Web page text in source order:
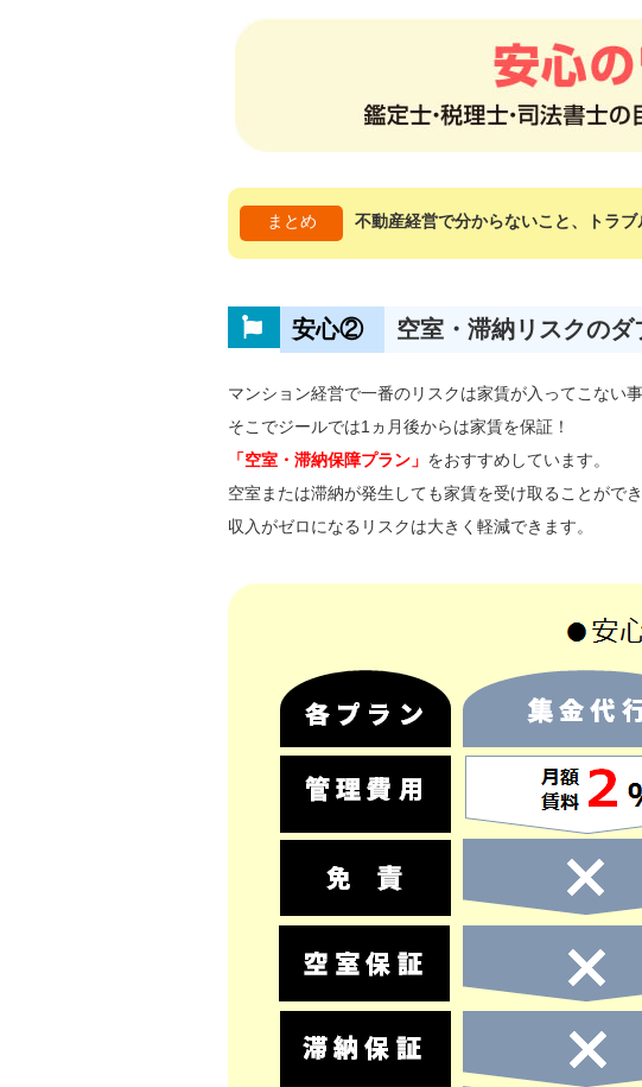
まとめ 不動産経営で分からないこと、トラ
安心② 空室・滞納リスクのダ
マンション経営で一番のリスクは家賃が入ってこない事
そこでジールでは1ヵ月後からは家賃を保証！
「空室・滞納保障プラン」 をおすすめしています。
空室または滞納が発生しても家賃を受け取ることができ
収入がゼロになるリスクは大きく軽減できます。